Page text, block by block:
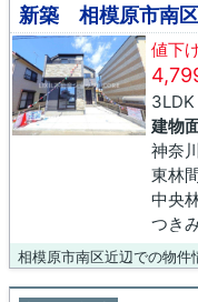
新築 相模原市南
値下
3LDK
建物
神奈
東林
中央
つき